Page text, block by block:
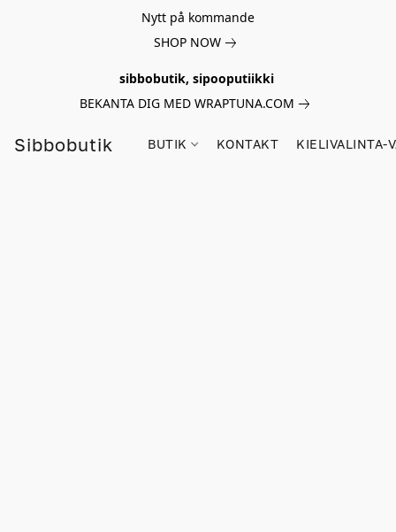
Nytt på kommande
SHOP NOW
sibbobutik, sipooputiikki
BEKANTA DIG MED WRAPTUNA.COM
Sibbobutik BUTIK KONTAKT KIELIVALINTA-